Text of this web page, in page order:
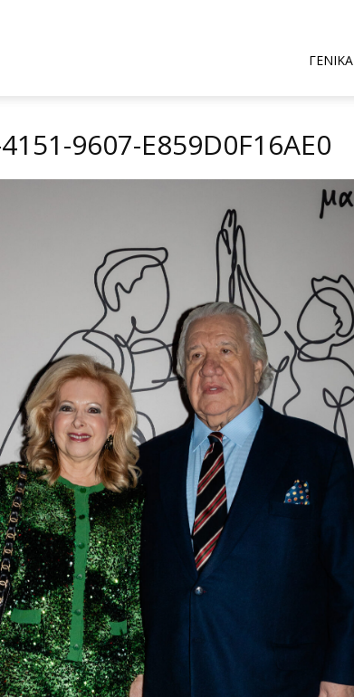
ΓΕΝΙΚΑ
9607-E859D0F16AE0